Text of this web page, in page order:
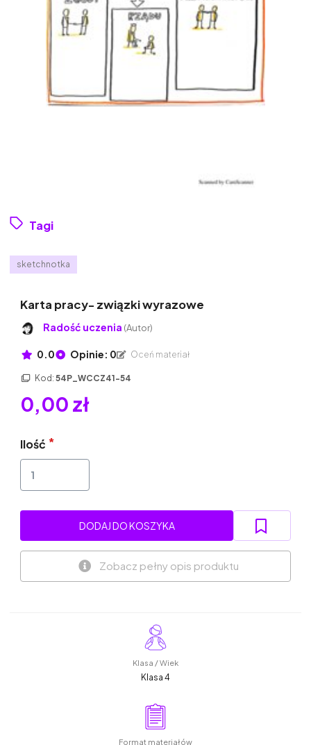
Tagi
sketchnotka
Karta pracy- związki wyrazowe
Radość uczenia (Autor)
0.0 Opinie: 0 Oceń materiał
Kod: 54P_WCCZ41-54
0,00 zł
Ilość
DODAJ DO KOSZYKA
Zobacz pełny opis produktu
Klasa / Wiek
Klasa 4
Format materiałów